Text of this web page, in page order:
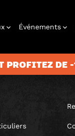
À jouer
Événements
de vie de
Fêtes de
cadeau
DE